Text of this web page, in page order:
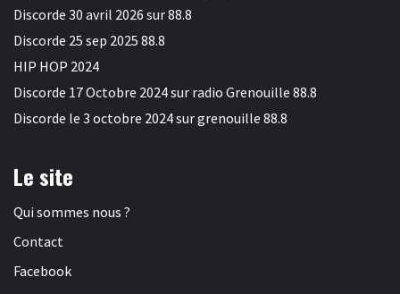
Discorde 30 avril 2026 sur 88.8
Discorde 25 sep 2025 88.8
HIP HOP 2024
Discorde 17 Octobre 2024 sur radio Grenouille 88.8
Discorde le 3 octobre 2024 sur grenouille 88.8
Le site
Qui sommes nous ?
Contact
Facebook